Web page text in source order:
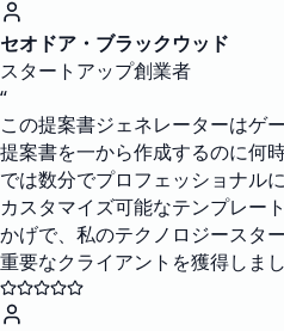
セオドア・ブラックウッド
スタートアップ創業者
“
この提案書ジェネレーターはゲ
提案書を一から作成するのに何
では数分でプロフェッショナル
カスタマイズ可能なテンプレー
かげで、私のテクノロジースタ
重要なクライアントを獲得しまし